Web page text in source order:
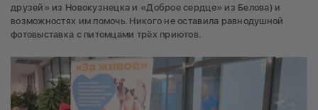
друзей» из Новокузнецка и «Доброе сердце» из Белова) и
возможностях им помочь. Никого не оставила равнодушной
фотовыставка с питомцами трёх приютов.